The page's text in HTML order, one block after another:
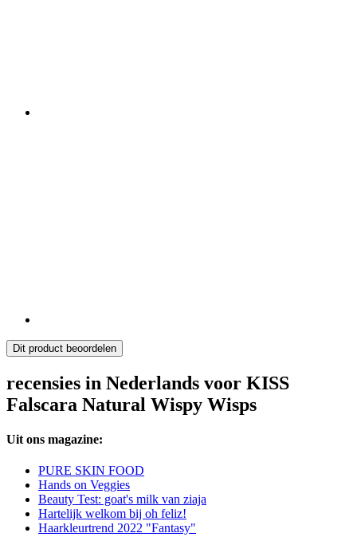
Dit product beoordelen
recensies in Nederlands voor KISS
Falscara Natural Wispy Wisps
Uit ons magazine:
PURE SKIN FOOD
Hands on Veggies
Beauty Test: goat's milk van ziaja
Hartelijk welkom bij oh feliz!
Haarkleurtrend 2022 "Fantasy"